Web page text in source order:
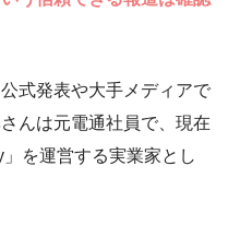
式発表や大手メディアで
んは元電通社員で、現在
を運営する実業家とし